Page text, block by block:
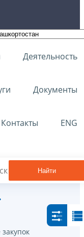
Деятельность
Документы
Контакты ENG
Найти